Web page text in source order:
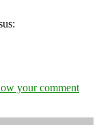
your comment